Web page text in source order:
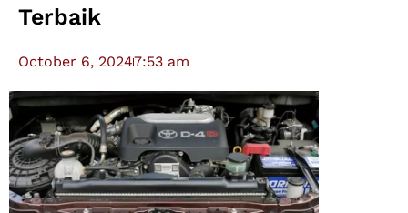
Terbaik
October 6, 20247:53 am